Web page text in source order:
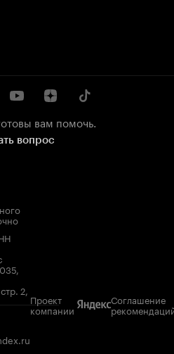
вам помочь.
вопрос
2,
Проект
компании
Соглашение